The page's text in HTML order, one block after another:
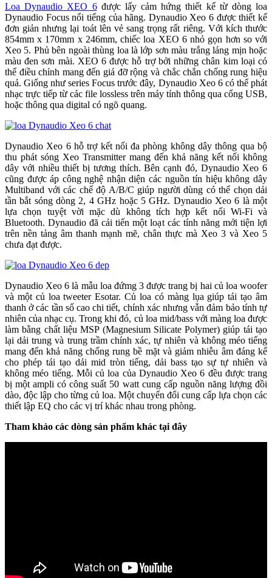
Loa Dynaudio XEO 6được lấy cảm hứng thiết kế từ dòng loa
Dynaudio Focus nổi tiếng của hãng. Dynaudio Xeo 6 được thiết kế
đơn giản nhưng lại toát lên vẻ sang trọng rất riêng. Với kích thước
854mm x 170mm x 246mm, chiếc loa XEO 6 nhỏ gọn hơn so với
Xeo 5. Phủ bên ngoài thùng loa là lớp sơn màu trắng láng mịn hoặc
màu đen sơn mài. XEO 6 được hỗ trợ bởi những chân kim loại có
thể điều chỉnh mang đến giá đỡ rộng và chắc chắn chống rung hiệu
quả. Giống như series Focus trước đây, Dynaudio Xeo 6 có thể phát
nhạc trực tiếp từ các file lossless trên máy tính thông qua cổng USB,
hoặc thông qua digital có ngõ quang.
Dynaudio Xeo 6 hỗ trợ kết nối đa phòng không dây thông qua bộ
thu phát sóng Xeo Transmitter mang đến khả năng kết nối không
dây với nhiều thiết bị tương thích. Bên cạnh đó, Dynaudio Xeo 6
cũng được áp công nghệ nhận diện các nguồn tín hiệu không dây
Multiband với các chế độ A/B/C giúp người dùng có thể chọn dải
tần bắt sóng dòng 2, 4 GHz hoặc 5 GHz. Dynaudio Xeo 6 là một
lựa chọn tuyệt vời mặc dù không tích hợp kết nối Wi-Fi và
Bluetooth. Dynaudio đã cải tiến một loạt các tính năng mới tiện lợi
trên nền tảng âm thanh mạnh mẽ, chân thực mà Xeo 3 và Xeo 5
chưa đạt được.
Dynaudio Xeo 6 là mẫu loa đứmg 3 được trang bị hai củ loa woofer
và một củ loa tweeter Esotar. Củ loa có màng lụa giúp tái tạo âm
thanh ở các tần số cao chi tiết, chính xác nhưng vẫn đảm bảo tính tự
nhiên của nhạc cụ. Trong khi đó, củ loa mid/bass với màng loa được
làm bằng chất liệu MSP (Magnesium Silicate Polymer) giúp tái tạo
lại dải trung và trung trầm chính xác, tự nhiên và không méo tiếng
mang đến khả năng chống rung bề mặt và giảm nhiễu âm đáng kể
cho phép tái tạo dải mid tròn tiếng, dải bass tạo sự tự nhiên và
không méo tiếng. Mỗi củ loa của Dynaudio Xeo 6 đều được trang
bị một ampli có công suất 50 watt cung cấp nguồn năng lượng đồi
dào, độc lập cho từng củ loa. Một chuyển đổi cung cấp lựa chọn các
thiết lập EQ cho các vị trí khác nhau trong phòng.
Tham khảo các dòng sản phẩm khác tại đây